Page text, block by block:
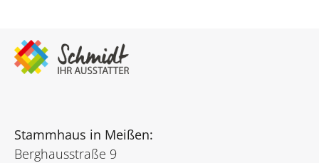
Stammhaus in Meißen:
Berghausstraße 9